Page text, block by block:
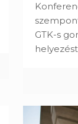
GTK-s